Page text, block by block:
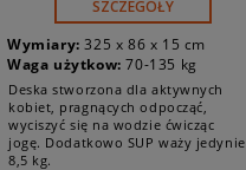
SZCZEGÓŁY
Wymiary: 325 x 86 x 15 cm
Waga użytkow: 70-135 kg
Deska stworzona dla aktywnych
kobiet, pragnących odpocząć,
wyciszyć się na wodzie ćwicząc
jogę. Dodatkowo SUP waży jedynie
8,5 kg.